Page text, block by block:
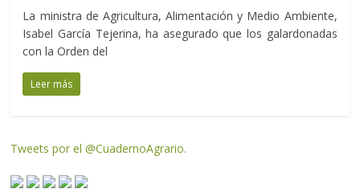
La ministra de Agricultura, Alimentación y Medio Ambiente,
Isabel García Tejerina, ha asegurado que los galardonadas
con la Orden del
Leer más
Tweets por el @CuadernoAgrario.